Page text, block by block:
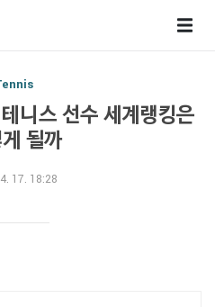
니스 선수 세계랭킹은
될까
17. 18:28